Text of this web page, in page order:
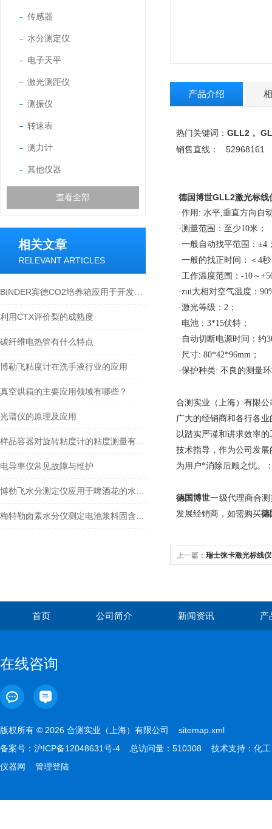
传感器
水分测定仪
电子天平
激光测距仪
测振仪
转速表
测力计
其他仪器
查看全部
相关文章
RELEVANT ARTICLES
利用CTX评价梨的成熟度
碳纤维电热管有什么特点
博勒飞粘度计在洗手液行业的应用
真空烘箱的主要应用领域有哪些？
光谱仪的原理及应用
电导率仪常见故障与维护
产品介绍
热门关键词： GLL2 ，
销售直线： 52968161
德国博世GLL2激光标线
·作用: 水平,垂直方向自
·测量范围：至少10米；
·一般自动找平范围：±4
·一般的找正时间：＜4
·工作温度范围：-10～
·zui大相对空气温度：
·激光等级：2；
·电池：3*15伏特；
·自动切断电源时间：约
·尺寸: 80*42*96mm；
·保护种类: 不良的测量
合测实业（上海）有限公
广大的经销商和各行各
以踏实严谨和讲求效率
技术指导，作为公司发
为用户*消除后顾之忧。
德国博世一级代理商合
发展经销商，如需购买德
上一篇： 瑞士徕卡激光标线
首页 公司简介 新闻资讯 产
在线咨询
版权所有 © 2026 合测实业（上海）有限公司 sitemap.xml
备案号： 沪ICP备12048631号-4 总访问量：510308 技术支持： 化工
仪器网
管理登陆